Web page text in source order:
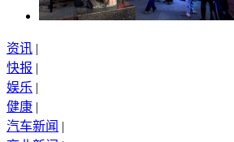
资讯 |
快报 |
娱乐 |
健康 |
汽车新闻 |